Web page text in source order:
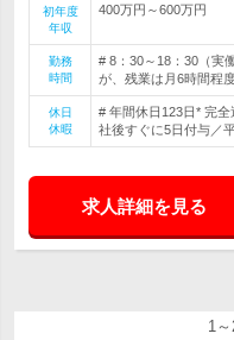
初年度
年収
400万円～600万円
勤務
時間
# 8：30～18：30（実
が、残業は月6時間程
休日
休暇
# 年間休日123日* 完
社後すぐに5日付与／
求人詳細を見る
1